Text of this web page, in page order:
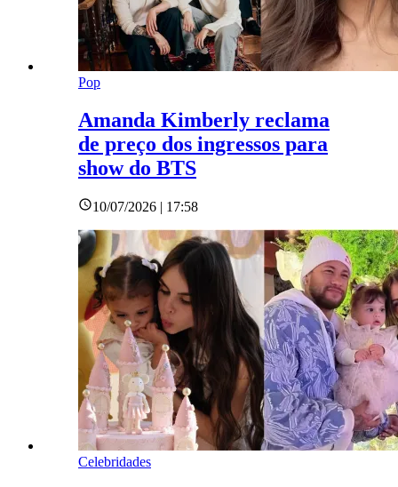
Pop
Amanda Kimberly reclama
de preço dos ingressos para
show do BTS
10/07/2026 | 17:58
Celebridades